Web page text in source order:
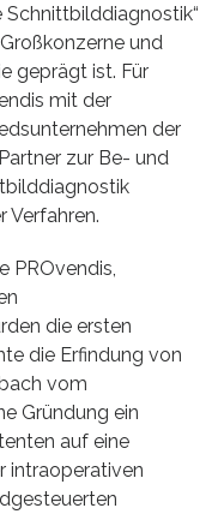
und
geprägt ist. Für
mit der
der
zur Be- und
Verfahren.
PROvendis,
die ersten
die Erfindung von
vom
Gründung ein
auf eine
intraoperativen